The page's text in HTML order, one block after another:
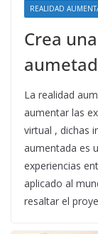
REALIDAD
Crea
La realidad
aumentar las
virtual , dichas
aumentada es
experiencias
aplicado al
resaltar el